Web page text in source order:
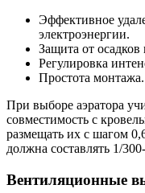
Эффективное
электроэнергии.
Защита от
Регулировка
Простота монтажа.
При выборе аэратора
совместимость с
размещать их с шагом
должна составлять 1/
Вентиляционные